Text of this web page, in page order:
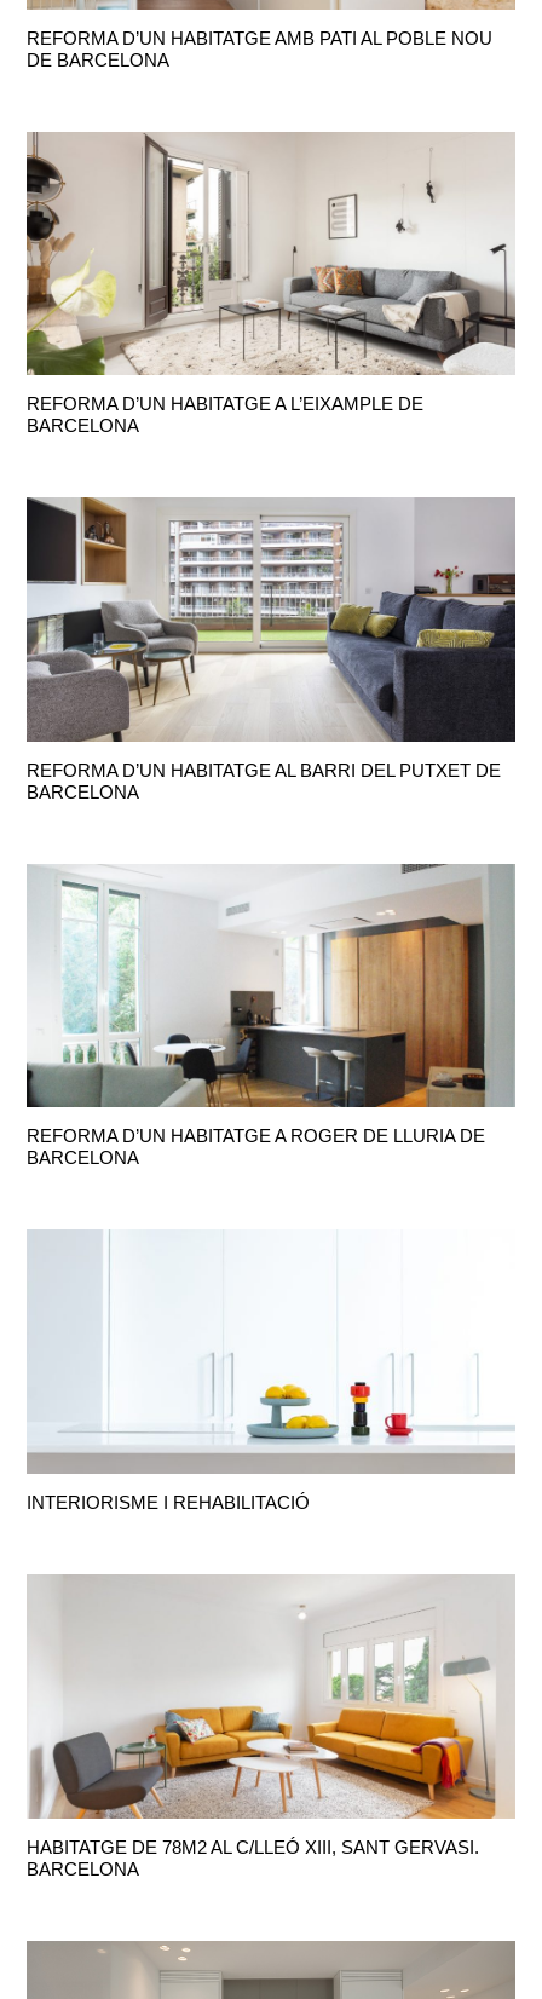
REFORMA D’UN HABITATGE AMB PATI AL POBLE NOU
DE BARCELONA
REFORMA D’UN HABITATGE A L’EIXAMPLE DE
BARCELONA
REFORMA D’UN HABITATGE AL BARRI DEL PUTXET DE
BARCELONA
REFORMA D’UN HABITATGE A ROGER DE LLURIA DE
BARCELONA
INTERIORISME I REHABILITACIÓ
HABITATGE DE 78M2 AL C/LLEÓ XIII, SANT GERVASI.
BARCELONA